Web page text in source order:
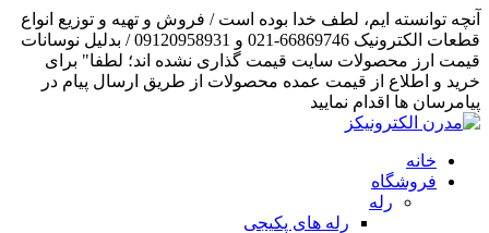
آنچه توانسته ایم، لطف خدا بوده است / فروش و تهیه و توزیع انواع
قطعات الکترونیک 66869746-021 و 09120958931 / بدلیل نوسانات
قیمت ارز محصولات سایت قیمت گذاری نشده اند؛ لطفا" برای
خرید و اطلاع از قیمت عمده محصولات از طریق ارسال پیام در
پیامرسان ها اقدام نمایید
خانه
فروشگاه
رله
رله های پکیجی